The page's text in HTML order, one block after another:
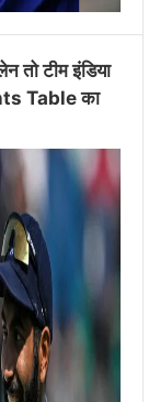
तो टीम इंडिया
Table का